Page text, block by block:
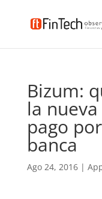
Bizum:
la
pago
banca
Ago 24, 2016|